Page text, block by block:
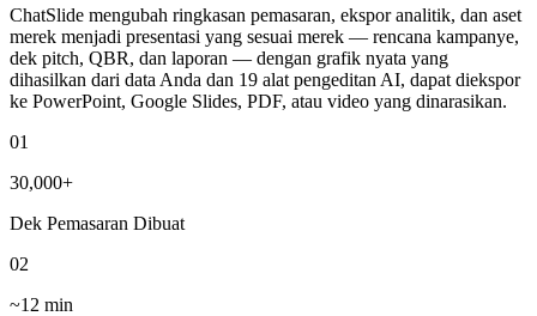
ChatSlide mengubah ringkasan pemasaran, ekspor analitik, dan aset
merek menjadi presentasi yang sesuai merek — rencana kampanye,
dek pitch, QBR, dan laporan — dengan grafik nyata yang
dihasilkan dari data Anda dan 19 alat pengeditan AI, dapat diekspor
ke PowerPoint, Google Slides, PDF, atau video yang dinarasikan.
01
30,000+
Dek Pemasaran Dibuat
02
~12 min